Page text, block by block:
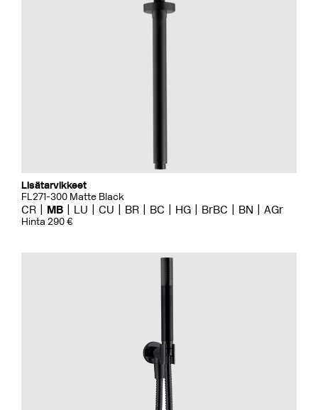
Lisätarvikkeet
FL271-300 Matte Black
CR MB LU CU BR BC HG BrBC BN AGr
Hinta 290 €